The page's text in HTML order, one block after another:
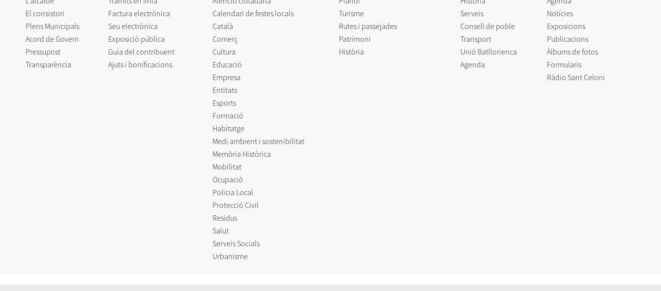
El consistori
Plens Municipals
Acord de Govern
Pressupost
Transparència
Factura electrònica
Seu electrònica
Exposició pública
Guia del contribuent
Ajuts i bonificacions
Calendari de festes locals
Català
Comerç
Cultura
Educació
Empresa
Entitats
Esports
Formació
Habitatge
Medi ambient i sostenibilitat
Memòria Històrica
Mobilitat
Ocupació
Policia Local
Protecció Civil
Residus
Salut
Serveis Socials
Urbanisme
Turisme
Rutes i passejades
Patrimoni
Història
Serveis
Consell de poble
Transport
Unió Batllorienca
Agenda
Notícies
Exposicions
Publicacions
Àlbums de fotos
Formularis
Ràdio Sant Celoni